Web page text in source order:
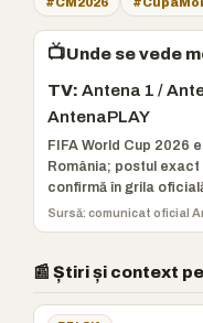
📺Unde se vede
TV: Antena 1 /
AntenaPLAY
FIFA World Cup 2026
România; postul exact
confirmă în grila
Sursă: comunicat oficial
📰 Știri și context